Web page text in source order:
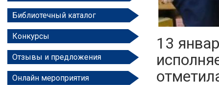
Библиотечный каталог
Конкурсы
Отзывы и предложения
Онлайн мероприятия
13